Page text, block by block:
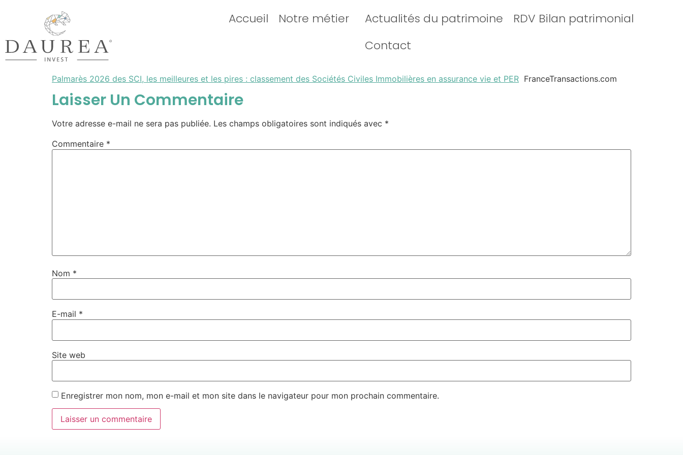
Accueil Notre métier Actualités du patrimoine
RDV Bilan patrimonial
Contact
Palmarès 2026 des SCI, les meilleures et les pires : classement des Sociétés Civiles Immobilières en assurance vie et PER FranceTransactions.com
Laisser Un Commentaire
Votre adresse e-mail ne sera pas publiée. Les champs obligatoires sont indiqués avec *
Commentaire *
Nom *
E-mail *
Site web
Enregistrer mon nom, mon e-mail et mon site dans le navigateur pour mon prochain commentaire.